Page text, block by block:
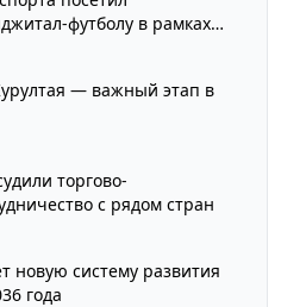
футболу в рамках
— важный этап в
торгово-
с рядом стран
новую систему развития
года